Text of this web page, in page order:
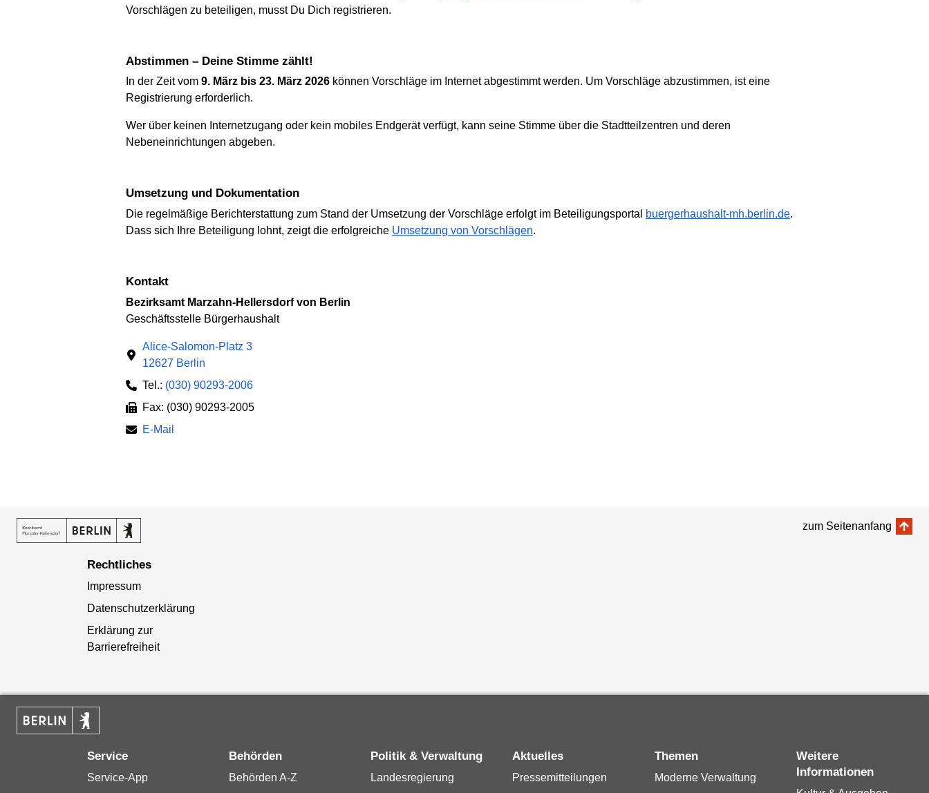
Vorschlägen zu beteiligen, musst Du Dich registrieren.
Abstimmen – Deine Stimme zählt!
In der Zeit vom 9. März bis 23. März 2026 können Vorschläge im Internet abgestimmt werden. Um Vorschläge abzustimmen, ist eine
Registrierung erforderlich.
Wer über keinen Internetzugang oder kein mobiles Endgerät verfügt, kann seine Stimme über die Stadtteilzentren und deren
Nebeneinrichtungen abgeben.
Umsetzung und Dokumentation
Die regelmäßige Berichterstattung zum Stand der Umsetzung der Vorschläge erfolgt im Beteiligungsportal buergerhaushalt-mh.berlin.de.
Dass sich Ihre Beteiligung lohnt, zeigt die erfolgreiche Umsetzung von Vorschlägen.
Kontakt
Bezirksamt Marzahn-Hellersdorf von Berlin
Geschäftsstelle Bürgerhaushalt
Alice-Salomon-Platz 3
12627 Berlin
Tel.: (030) 90293-2006
Fax: (030) 90293-2005
E-Mail
zum Seitenanfang
Rechtliches
Impressum
Datenschutzerklärung
Erklärung zur
Barrierefreiheit
Service
Service-App
Behörden
Behörden A-Z
Politik & Verwaltung
Landesregierung
Aktuelles
Pressemitteilungen
Themen
Moderne Verwaltung
Weitere
Informationen